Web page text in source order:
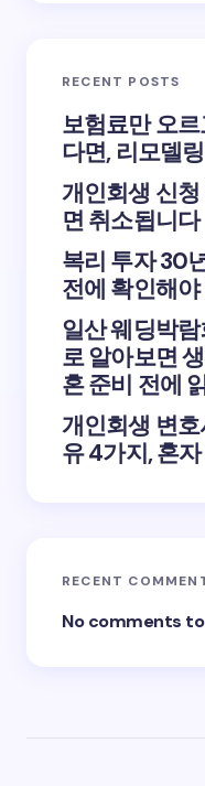
RECENT POSTS
보험료만 오
다면, 리모델
개인회생 신
면 취소됩니다
복리 투자 30
전에 확인해
일산 웨딩박
로 알아보면
혼 준비 전에
개인회생 변
유 4가지, 혼
RECENT
No comments